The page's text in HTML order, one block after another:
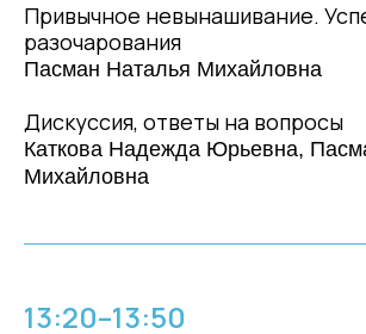
Привычное невынашивание.
разочарования
Пасман Наталья Михайловна
Дискуссия, ответы на вопросы
Каткова Надежда Юрьевна,
Михайловна
13:20–13:50